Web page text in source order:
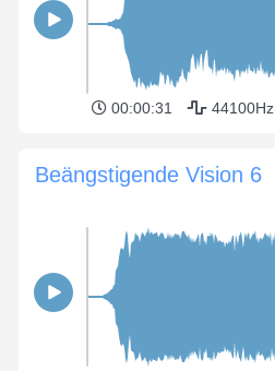
00:00:31 44100Hz
Beängstigende Vision 6